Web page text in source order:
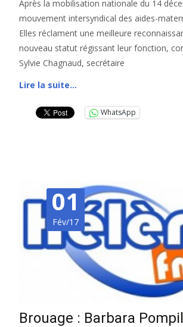
Après la mobilisation nationale du 14
mouvement intersyndical des aides-
Elles réclament une meilleure
nouveau statut régissant leur fonction,
Sylvie Chagnaud, secrétaire
Lire la suite…
WhatsApp
01
Fév/17
Brouage : Barbara